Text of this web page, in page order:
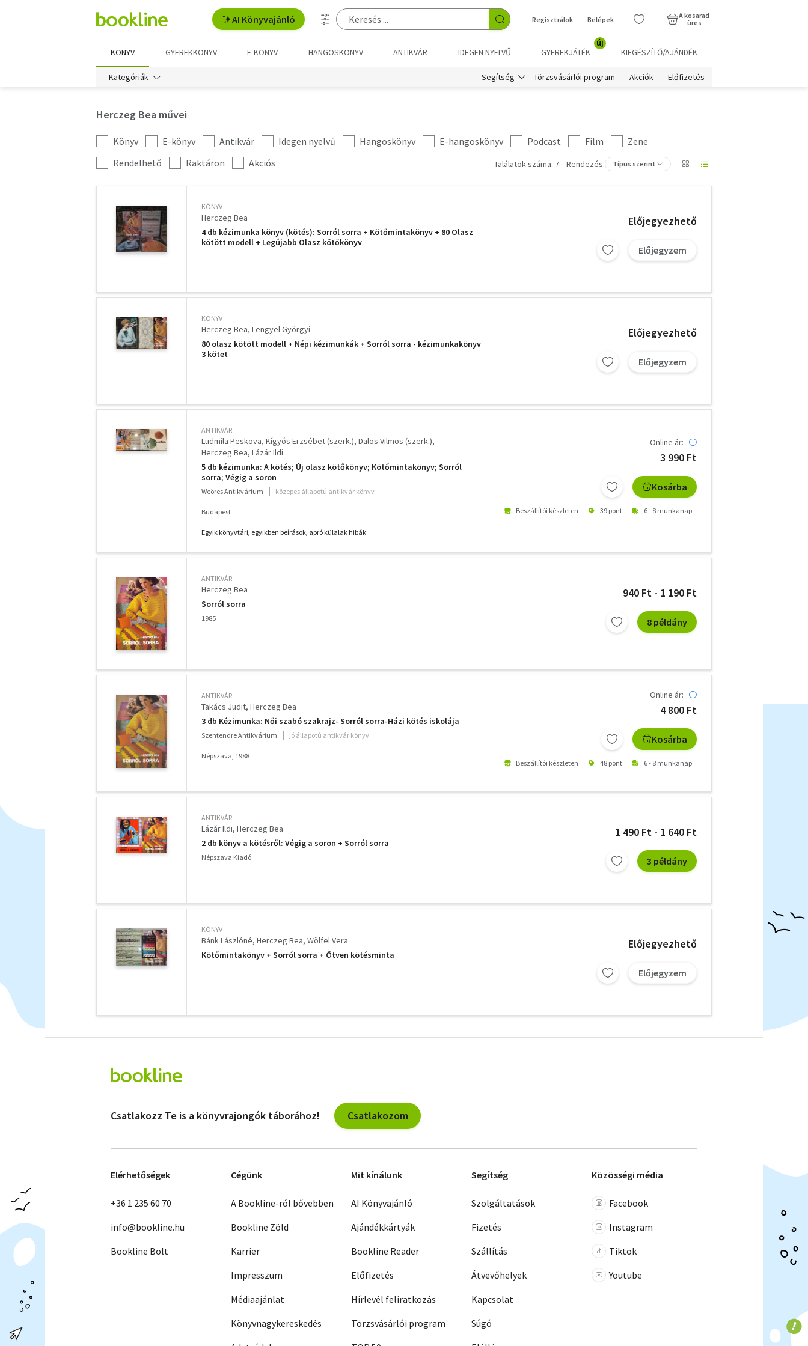
AI Könyvajánló Regisztrálok Belépek
A kosarad
üres
KÖNYV GYEREKKÖNYV E-KÖNYV HANGOSKÖNYV ANTIKVÁR IDEGEN NYELVŰ GYEREKJÁTÉK
új
KIEGÉSZÍTŐ/AJÁNDÉK
Kategóriák Segítség Törzsvásárlói program Akciók Előfizetés
Herczeg Bea művei
Kategória
szűrés
Könyv E-könyv Antikvár Idegen nyelvű Hangoskönyv E-hangoskönyv Podcast Film
Zene
További
szűrők
Rendelhető Raktáron Akciós Találatok száma: 7 Rendezés: Típus szerint
KÖNYV
Herczeg Bea
4 db kézimunka könyv (kötés): Sorról sorra + Kötőmintakönyv + 80 Olasz
kötött modell + Legújabb Olasz kötőkönyv
Előjegyezhető
Előjegyzem
KÖNYV
Herczeg Bea Lengyel Györgyi
80 olasz kötött modell + Népi kézimunkák + Sorról sorra - kézimunkakönyv
3 kötet
Előjegyezhető
Előjegyzem
ANTIKVÁR
Ludmila Peskova Kígyós Erzsébet (szerk.) Dalos Vilmos (szerk.)
Herczeg Bea Lázár Ildi
5 db kézimunka: A kötés; Új olasz kötőkönyv; Kötőmintakönyv; Sorról
sorra; Végig a soron
Weöres Antikvárium közepes állapotú antikvár könyv
Budapest
Egyik könyvtári, egyikben beírások, apró külalak hibák
Online ár:
3 990 Ft
Kosárba
Beszállítói készleten 39 pont 6 - 8 munkanap
ANTIKVÁR
Herczeg Bea
Sorról sorra
1985
940 Ft - 1 190 Ft
8 példány
ANTIKVÁR
Takács Judit Herczeg Bea
3 db Kézimunka: Női szabó szakrajz- Sorról sorra-Házi kötés iskolája
Szentendre Antikvárium jó állapotú antikvár könyv
Népszava, 1988
Online ár:
4 800 Ft
Kosárba
Beszállítói készleten 48 pont 6 - 8 munkanap
ANTIKVÁR
Lázár Ildi Herczeg Bea
2 db könyv a kötésről: Végig a soron + Sorról sorra
Népszava Kiadó
1 490 Ft - 1 640 Ft
3 példány
KÖNYV
Bánk Lászlóné Herczeg Bea Wölfel Vera
Kötőmintakönyv + Sorról sorra + Ötven kötésminta
Előjegyezhető
Előjegyzem
szűrők
Csatlakozz Te is a könyvrajongók táborához! Csatlakozom
Elérhetőségek
+36 1 235 60 70
info@bookline.hu
Bookline Bolt
Cégünk
A Bookline-ról bővebben
Bookline Zöld
Karrier
Impresszum
Médiaajánlat
Könyvnagykereskedés
Mit kínálunk
AI Könyvajánló
Ajándékkártyák
Bookline Reader
Előfizetés
Hírlevél feliratkozás
Törzsvásárlói program
Segítség
Szolgáltatások
Fizetés
Szállítás
Átvevőhelyek
Kapcsolat
Súgó
Közösségi média
Facebook
Instagram
Tiktok
Youtube